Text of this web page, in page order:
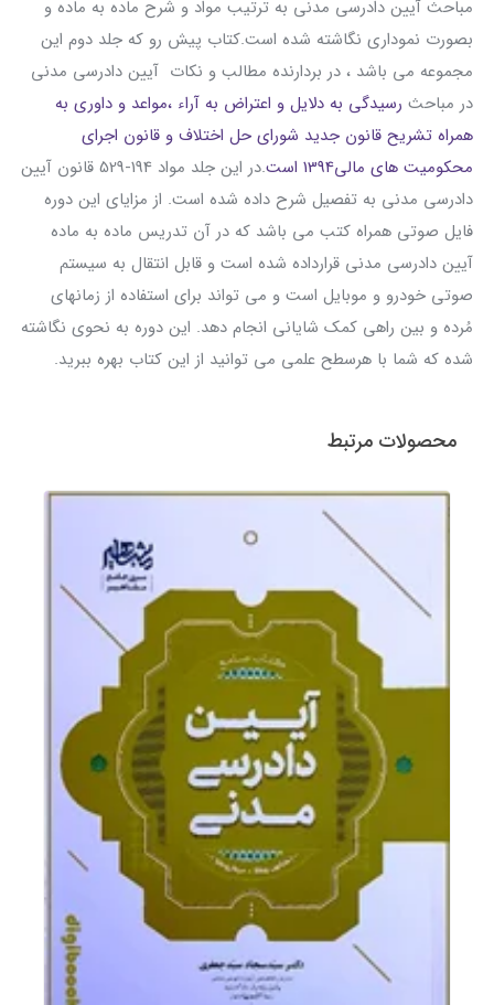
مباحث آیین دادرسی مدنی به ترتیب مواد و شرح ماده به ماده و
بصورت نموداری نگاشته شده است.کتاب پیش رو که جلد دوم این
مجموعه می باشد ، در بردارنده مطالب و نکات آیین دادرسی مدنی
در مباحث رسیدگی به دلایل و اعتراض به آراء ،مواعد و داوری به
همراه تشریح قانون جدید شورای حل اختلاف و قانون اجرای
محکومیت های مالی1394 است
.در این جلد مواد 194-529 قانون آیین
دادرسی مدنی به تفصیل شرح داده شده است. از مزایای این دوره
فایل صوتی همراه کتب می باشد که در آن تدریس ماده به ماده
آیین دادرسی مدنی قرارداده شده است و قابل انتقال به سیستم
صوتی خودرو و موبایل است و می تواند برای استفاده از زمانهای
مُرده و بین راهی کمک شایانی انجام دهد. این دوره به نحوی نگاشته
شده که شما با هرسطح علمی می توانید از این کتاب بهره ببرید.
محصولات مرتبط